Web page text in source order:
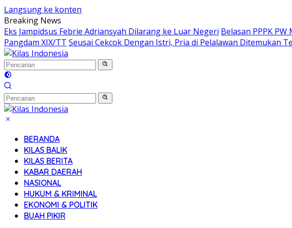
Langsung ke konten
Breaking News
Eks Jampidsus Febrie Adriansyah Dilarang ke Luar Negeri Belasan PPPK
Pangdam XIX/TT Seusai Cekcok Dengan Istri, Pria di Pelalawan Ditemukan
BERANDA
KILAS BALIK
KILAS BERITA
KABAR DAERAH
NASIONAL
HUKUM & KRIMINAL
EKONOMI & POLITIK
BUAH PIKIR